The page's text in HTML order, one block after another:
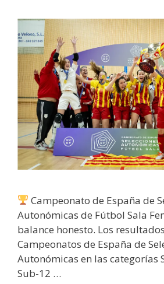
Campeonato de España de
Autonómicas de Fútbol Sala
balance honesto. Los
Campeonatos de España de
Autonómicas en las categorías
Sub-12 …